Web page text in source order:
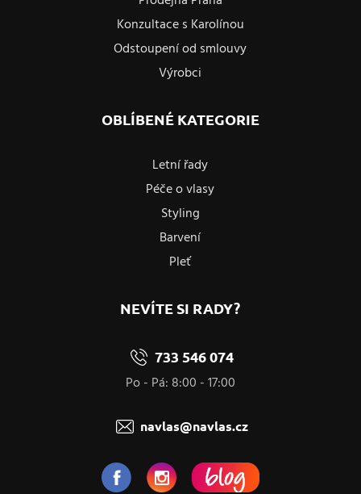
Konzultace s Karolínou
Odstoupení od smlouvy
Výrobci
OBLÍBENÉ KATEGORIE
Letní řady
Péče o vlasy
Styling
Barvení
Pleť
NEVÍTE SI RADY?
733 546 074
Po - Pá: 8:00 - 17:00
navlas@navlas.cz